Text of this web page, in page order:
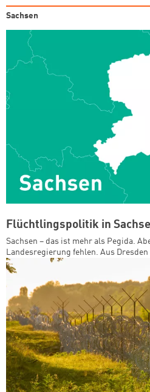
Sachsen
Flüchtlingspolitik in
Sachsen – das ist mehr als Pegida.
Landesregierung fehlen. Aus